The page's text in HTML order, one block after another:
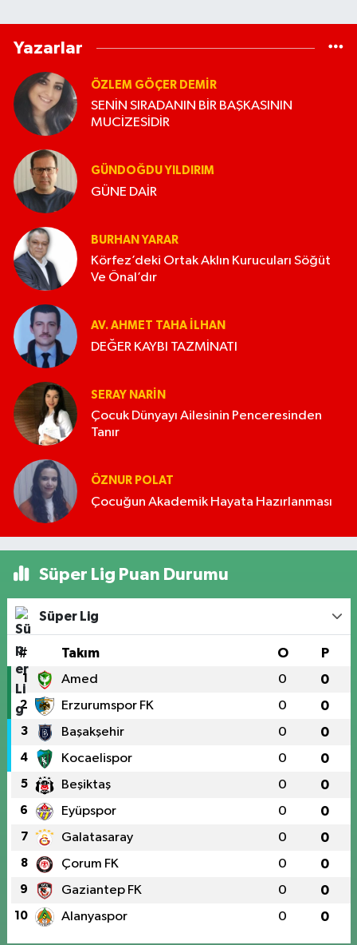
Yazarlar
ÖZLEM GÖÇER DEMİR
SENİN SIRADANIN BİR BAŞKASININ
MUCİZESİDİR
GÜNDOĞDU YILDIRIM
GÜNE DAİR
BURHAN YARAR
Körfez’deki Ortak Aklın Kurucuları Söğüt
Ve Önal’dır
AV. AHMET TAHA İLHAN
DEĞER KAYBI TAZMİNATI
SERAY NARİN
Çocuk Dünyayı Ailesinin Penceresinden
Tanır
ÖZNUR POLAT
Çocuğun Akademik Hayata Hazırlanması
Süper Lig Puan Durumu
Süper Lig
# Takım O P
1 Amed 0 0
2 Erzurumspor FK 0 0
3 Başakşehir 0 0
4 Kocaelispor 0 0
5 Beşiktaş 0 0
6 Eyüpspor 0 0
7 Galatasaray 0 0
8 Çorum FK 0 0
9 Gaziantep FK 0 0
10 Alanyaspor 0 0